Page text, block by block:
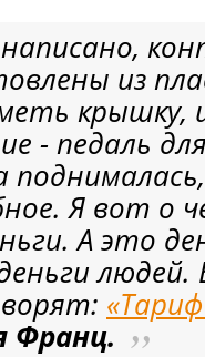
из
крышку,
- педаль
Я вот о
А это
Франц.